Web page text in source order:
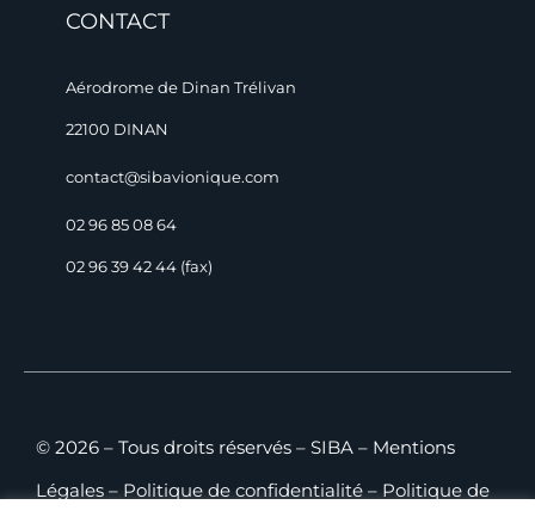
CONTACT
Aérodrome de Dinan Trélivan
22100 DINAN
contact@sibavionique.com
02 96 85 08 64
02 96 39 42 44 (fax)
© 2026 – Tous droits réservés – SIBA – Mentions
Légales – Politique de confidentialité – Politique de